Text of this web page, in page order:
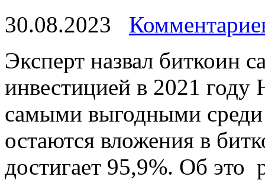
30.08.2023
Экспeрт назвал биткоин
инвестицией в 2021
самыми выгодными
остаются вложения в
достигает 95,9%. Об это